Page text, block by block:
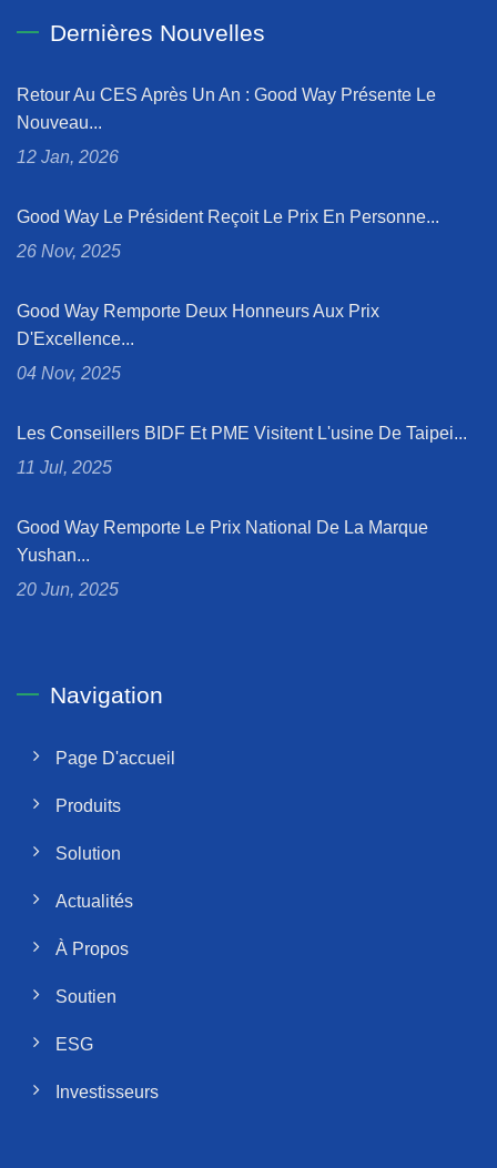
Dernières Nouvelles
Retour Au CES Après Un An : Good Way Présente Le
Nouveau...
12 Jan, 2026
Good Way Le Président Reçoit Le Prix En Personne...
26 Nov, 2025
Good Way Remporte Deux Honneurs Aux Prix
D'Excellence...
04 Nov, 2025
Les Conseillers BIDF Et PME Visitent L'usine De Taipei...
11 Jul, 2025
Good Way Remporte Le Prix National De La Marque
Yushan...
20 Jun, 2025
Navigation
Page D'accueil
Produits
Solution
Actualités
À Propos
Soutien
ESG
Investisseurs